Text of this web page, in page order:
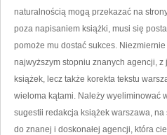
naturalnością mogą przekazać na
poza napisaniem książki, musi się
pomoże mu dostać sukces.
najwyższym stopniu znanych agencji,
książek, lecz także korekta tekstu
wieloma kątami. Należy wyeliminować
sugestii redakcja książek warszawa,
do znanej i doskonałej agencji, która